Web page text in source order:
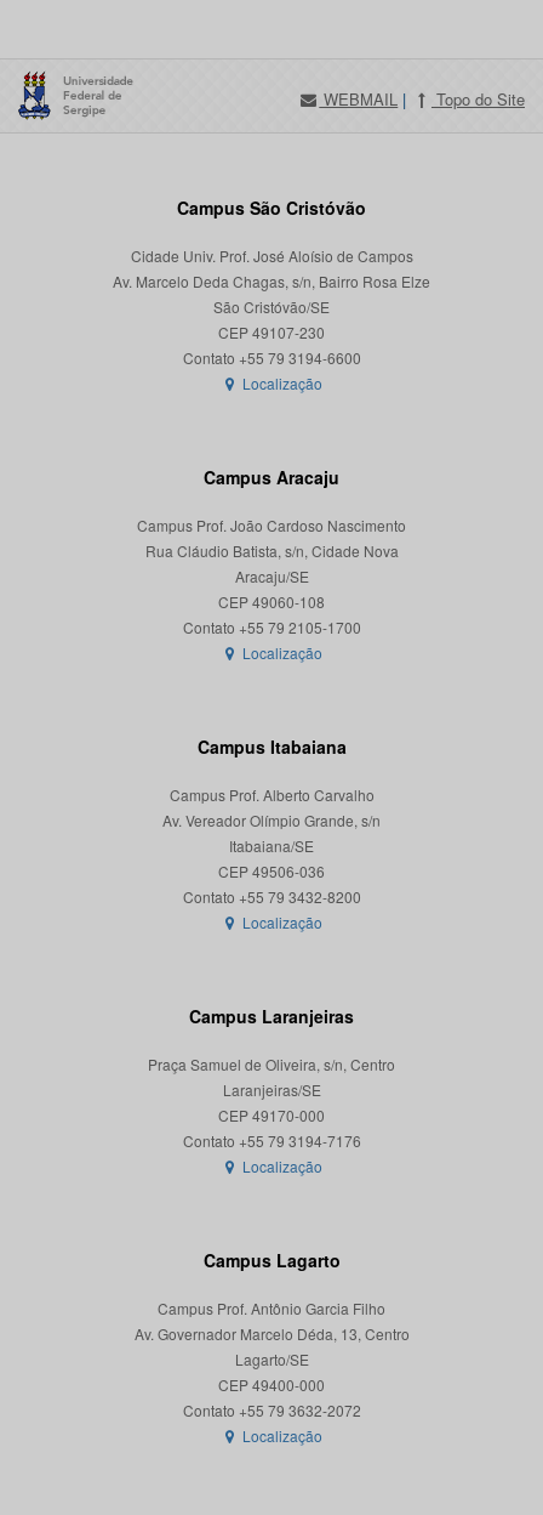
WEBMAIL | Topo do Site
Campus São Cristóvão
Cidade Univ. Prof. José Aloísio de Campos
Av. Marcelo Deda Chagas, s/n, Bairro Rosa Elze
São Cristóvão/SE
CEP 49107-230
Localização
Campus Aracaju
Campus Prof. João Cardoso Nascimento
Rua Cláudio Batista, s/n, Cidade Nova
Aracaju/SE
CEP 49060-108
Localização
Campus Itabaiana
Campus Prof. Alberto Carvalho
Av. Vereador Olímpio Grande, s/n
Itabaiana/SE
CEP 49506-036
Localização
Campus Laranjeiras
Praça Samuel de Oliveira, s/n, Centro
Laranjeiras/SE
CEP 49170-000
Localização
Campus Lagarto
Campus Prof. Antônio Garcia Filho
Av. Governador Marcelo Déda, 13, Centro
Lagarto/SE
CEP 49400-000
Localização